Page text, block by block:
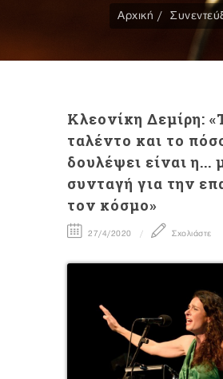
Αρχική
Kλεονίκη Δεμίρη:
ταλέντο και το
δουλέψει είναι η...
συνταγή για την
τον κόσμο»
27/4/2020 Σχολιάστε